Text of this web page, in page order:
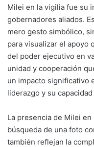
Milei en la vigilia fue su
gobernadores aliados.
mero gesto simbólico,
para visualizar el apoyo
del poder ejecutivo en
unidad y cooperación
un impacto significativo
liderazgo y su
La presencia de Milei
búsqueda de una foto
también reflejan la